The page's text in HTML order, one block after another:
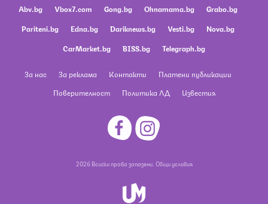
Abv.bg Vbox7.com Gong.bg Ohnamama.bg
Grabo.bg
Pariteni.bg
Edna.bg Dariknews.bg Vesti.bg
Nova.bg
CarMarket.bg
BISS.bg Telegraph.bg
За нас За реклама Контакти
Платени публикации
Поверителност
Политика ЛД Известия
2026 Всички права запазени. Общи условия